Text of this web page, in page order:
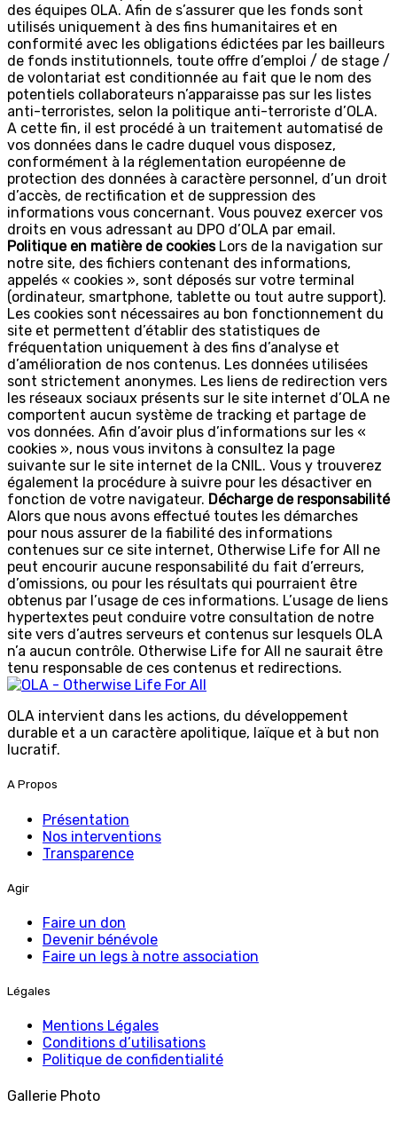
des équipes OLA. Afin de s’assurer que les fonds sont
utilisés uniquement à des fins humanitaires et en
conformité avec les obligations édictées par les bailleurs
de fonds institutionnels, toute offre d’emploi / de stage /
de volontariat est conditionnée au fait que le nom des
potentiels collaborateurs n’apparaisse pas sur les listes
anti-terroristes, selon la politique anti-terroriste d’OLA.
A cette fin, il est procédé à un traitement automatisé de
vos données dans le cadre duquel vous disposez,
conformément à la réglementation européenne de
protection des données à caractère personnel, d’un droit
d’accès, de rectification et de suppression des
informations vous concernant. Vous pouvez exercer vos
droits en vous adressant au DPO d’OLA par email.
Politique en matière de cookiesLors de la navigation sur
notre site, des fichiers contenant des informations,
appelés « cookies », sont déposés sur votre terminal
(ordinateur, smartphone, tablette ou tout autre support).
Les cookies sont nécessaires au bon fonctionnement du
site et permettent d’établir des statistiques de
fréquentation uniquement à des fins d’analyse et
d’amélioration de nos contenus. Les données utilisées
sont strictement anonymes. Les liens de redirection vers
les réseaux sociaux présents sur le site internet d’OLA ne
comportent aucun système de tracking et partage de
vos données. Afin d’avoir plus d’informations sur les «
cookies », nous vous invitons à consultez la page
suivante sur le site internet de la CNIL. Vous y trouverez
également la procédure à suivre pour les désactiver en
fonction de votre navigateur. Décharge de responsabilité
Alors que nous avons effectué toutes les démarches
pour nous assurer de la fiabilité des informations
contenues sur ce site internet, Otherwise Life for All ne
peut encourir aucune responsabilité du fait d’erreurs,
d’omissions, ou pour les résultats qui pourraient être
obtenus par l’usage de ces informations. L’usage de liens
hypertextes peut conduire votre consultation de notre
site vers d’autres serveurs et contenus sur lesquels OLA
n’a aucun contrôle. Otherwise Life for All ne saurait être
tenu responsable de ces contenus et redirections.
OLA intervient dans les actions, du développement
durable et a un caractère apolitique, laïque et à but non
lucratif.
A Propos
Présentation
Nos interventions
Transparence
Agir
Faire un don
Devenir bénévole
Faire un legs à notre association
Légales
Mentions Légales
Conditions d’utilisations
Politique de confidentialité
Gallerie Photo